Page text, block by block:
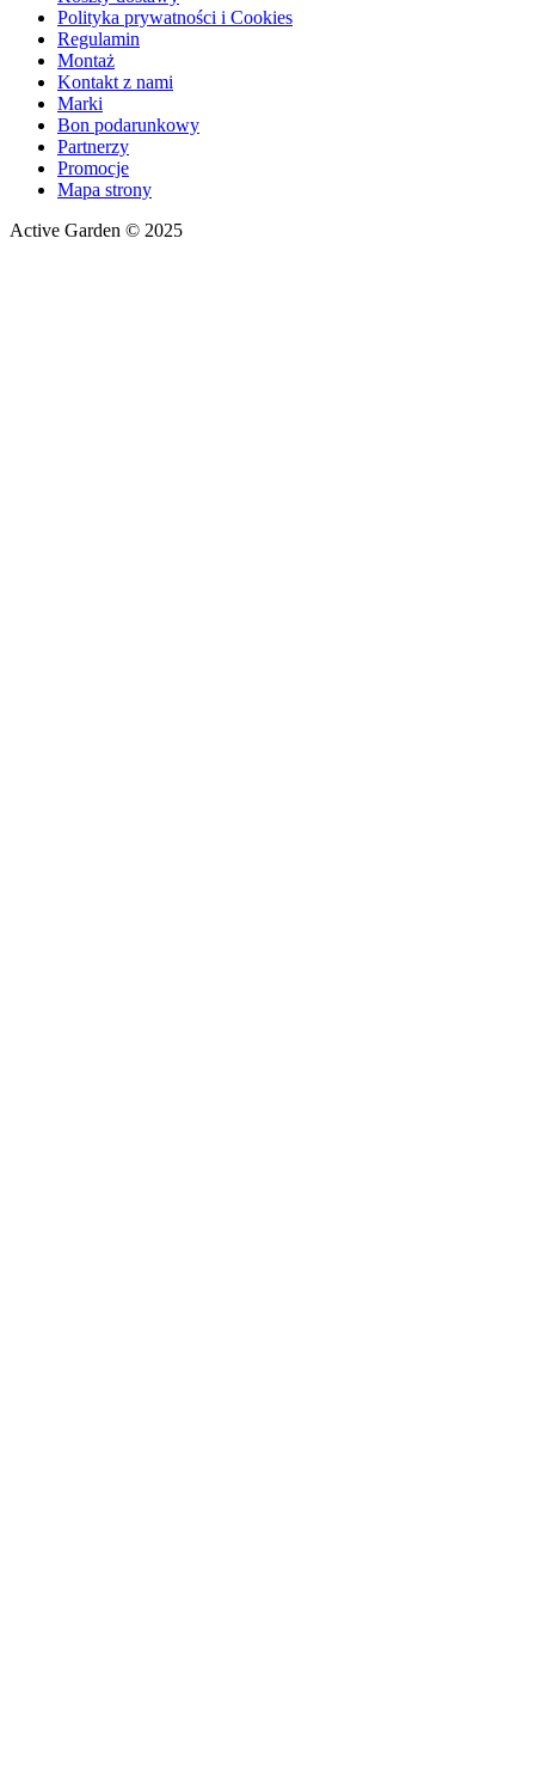
Polityka prywatności i Cookies
Regulamin
Montaż
Kontakt z nami
Marki
Bon podarunkowy
Partnerzy
Promocje
Mapa strony
Active Garden © 2025